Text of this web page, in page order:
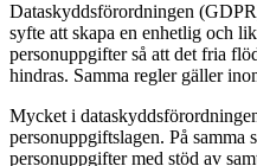
Dataskyddsförordningen
syfte att skapa en enhetlig och
personuppgifter så att det fria
hindras. Samma regler gäller
Mycket i
personuppgiftslagen. På samma
personuppgifter med stöd av